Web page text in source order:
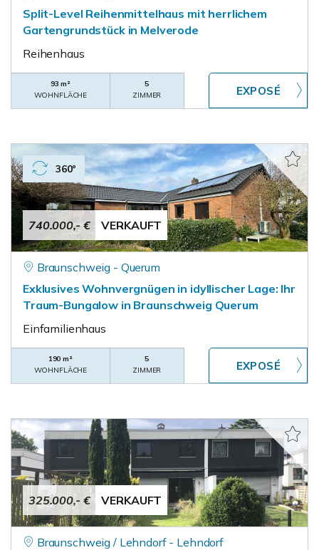
Split-Level Reihenmittelhaus mit herrlichem
Gartengrundstück in Melverode
Reihenhaus
93 m²
WOHNFLÄCHE
5
ZIMMER
740.000,- € VERKAUFT
360°
Braunschweig - Querum
Exklusives Wohnvergnügen in idyllischer Lage: Ihr
Traum-Bungalow in Braunschweig Querum
Einfamilienhaus
190 m²
WOHNFLÄCHE
5
ZIMMER
325.000,- € VERKAUFT
Braunschweig / Lehndorf - Lehndorf